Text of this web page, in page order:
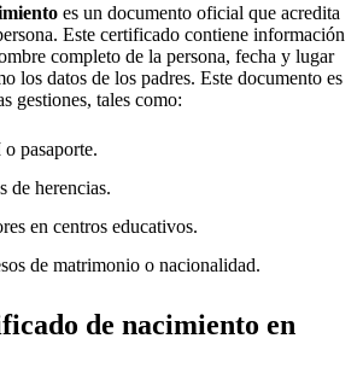
es un documento oficial que acredita
Este certificado contiene información
completo de la persona, fecha y lugar
los datos de los padres. Este documento es
gestiones, tales como:
pasaporte.
de herencias.
en centros educativos.
de matrimonio o nacionalidad.
de nacimiento en